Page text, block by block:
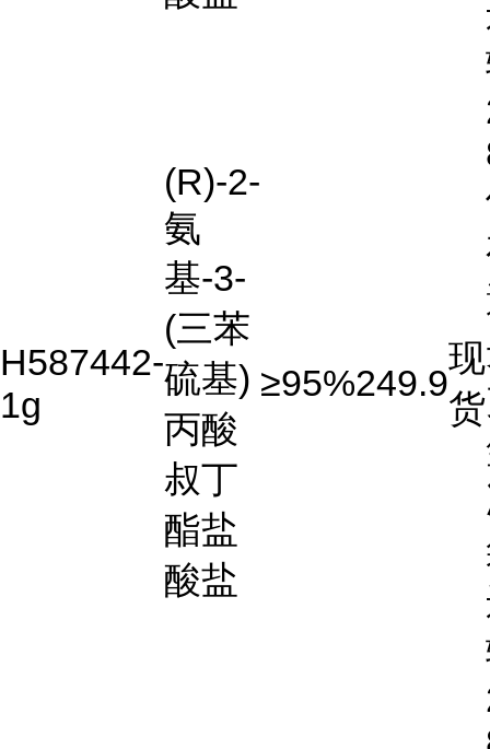
H587442-
1g
(R)-2-
氨
基-3-
(三苯
硫基)
丙酸
叔丁
酯盐
酸盐
≥95%249.9
现
货